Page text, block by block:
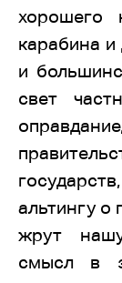
хорошего
карабина и
и
свет
альтингу о
жрут
смысл в